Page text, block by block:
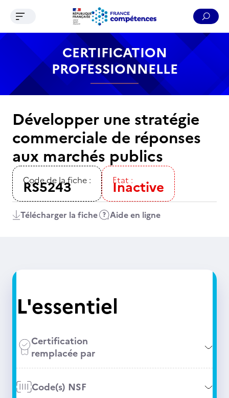
Contenu Recherche Menu Pied de page
Ouvrir le menu de navigation
CERTIFICATION
PROFESSIONNELLE
Développer une stratégie
commerciale de réponses
aux marchés publics
Code de la fiche :
RS5243 Etat :
Inactive
Télécharger la fiche Aide en ligne
L'essentiel
Certification
remplacée par
Code(s) NSF